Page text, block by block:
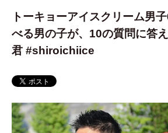
トーキョーアイスクリーム男
べる男の子が、10の質問に答
君 #shiroichiice